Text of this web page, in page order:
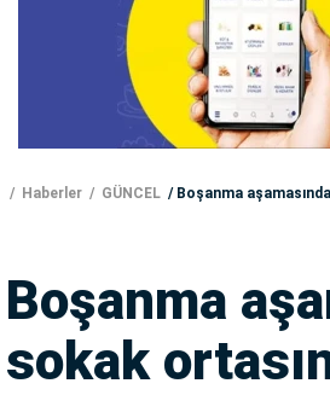
Haberler GÜNCEL Boşanma
Boşanma
sokak